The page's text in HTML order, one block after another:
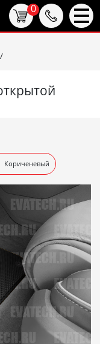
/
Кориченевый
0